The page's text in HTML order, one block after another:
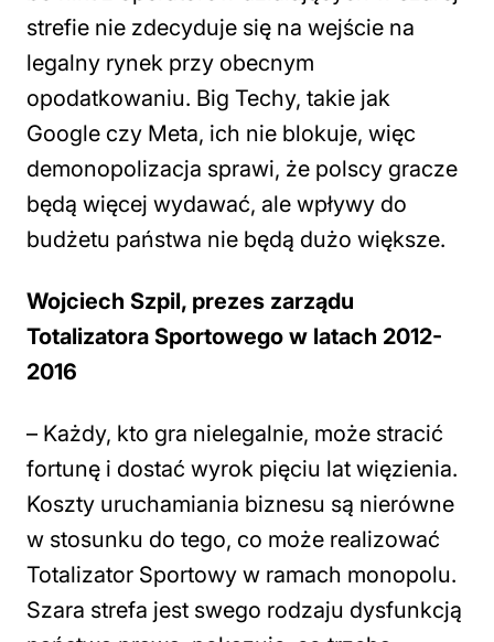
strefie nie zdecyduje się na wejście na
legalny rynek przy obecnym
opodatkowaniu. Big Techy, takie jak
Google czy Meta, ich nie blokuje, więc
demonopolizacja sprawi, że polscy gracze
będą więcej wydawać, ale wpływy do
budżetu państwa nie będą dużo większe.
Wojciech Szpil, prezes zarządu
Totalizatora Sportowego w latach 2012-
2016
– Każdy, kto gra nielegalnie, może stracić
fortunę i dostać wyrok pięciu lat więzienia.
Koszty uruchamiania biznesu są nierówne
w stosunku do tego, co może realizować
Totalizator Sportowy w ramach monopolu.
Szara strefa jest swego rodzaju dysfunkcją